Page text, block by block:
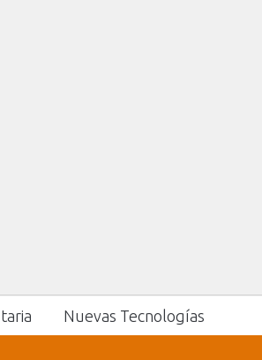
Nuevas Tecnologías